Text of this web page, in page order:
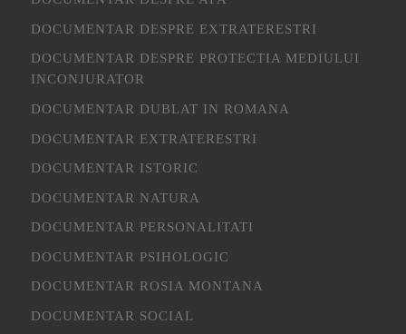
DOCUMENTAR DESPRE EXTRATERESTRI
DOCUMENTAR DESPRE PROTECTIA MEDIULUI
INCONJURATOR
DOCUMENTAR DUBLAT IN ROMANA
DOCUMENTAR EXTRATERESTRI
DOCUMENTAR ISTORIC
DOCUMENTAR NATURA
DOCUMENTAR PERSONALITATI
DOCUMENTAR PSIHOLOGIC
DOCUMENTAR ROSIA MONTANA
DOCUMENTAR SOCIAL